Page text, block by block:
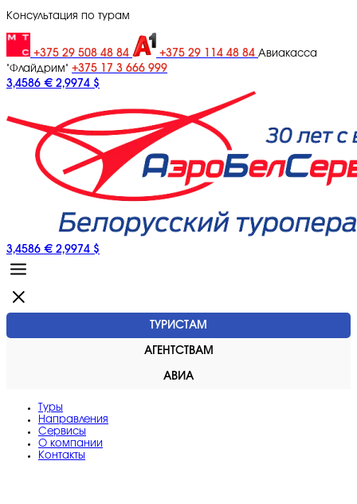
Консультация по турам
+375 29 508 48 84 +375 29 114 48 84 Авиакасса
"Флайдрим" +375 17 3 666 999
3,4586 € 2,9974 $
3,4586 € 2,9974 $
ТУРИСТАМ
АГЕНТСТВАМ
АВИА
Туры
Направления
Сервисы
O компании
Контакты